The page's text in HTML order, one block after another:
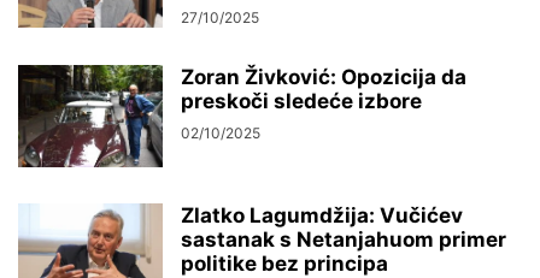
27/10/2025
Zoran Živković: Opozicija da
preskoči sledeće izbore
02/10/2025
Zlatko Lagumdžija: Vučićev
sastanak s Netanjahuom primer
politike bez principa